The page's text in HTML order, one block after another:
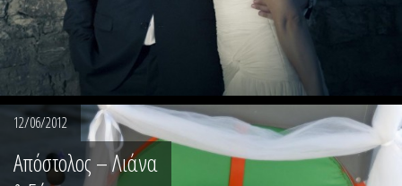
12/06/2012
Απόστολος – Λιάνα